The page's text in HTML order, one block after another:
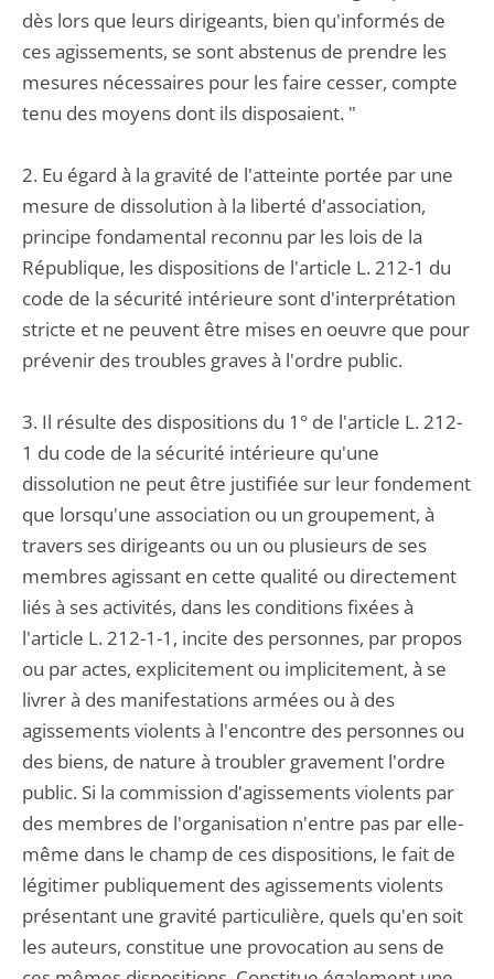
dès lors que leurs dirigeants, bien qu'informés de
ces agissements, se sont abstenus de prendre les
mesures nécessaires pour les faire cesser, compte
tenu des moyens dont ils disposaient. "
2. Eu égard à la gravité de l'atteinte portée par une
mesure de dissolution à la liberté d'association,
principe fondamental reconnu par les lois de la
République, les dispositions de l'article L. 212-1 du
code de la sécurité intérieure sont d'interprétation
stricte et ne peuvent être mises en oeuvre que pour
prévenir des troubles graves à l'ordre public.
3. Il résulte des dispositions du 1° de l'article L. 212-
1 du code de la sécurité intérieure qu'une
dissolution ne peut être justifiée sur leur fondement
que lorsqu'une association ou un groupement, à
travers ses dirigeants ou un ou plusieurs de ses
membres agissant en cette qualité ou directement
liés à ses activités, dans les conditions fixées à
l'article L. 212-1-1, incite des personnes, par propos
ou par actes, explicitement ou implicitement, à se
livrer à des manifestations armées ou à des
agissements violents à l'encontre des personnes ou
des biens, de nature à troubler gravement l'ordre
public. Si la commission d'agissements violents par
des membres de l'organisation n'entre pas par elle-
même dans le champ de ces dispositions, le fait de
légitimer publiquement des agissements violents
présentant une gravité particulière, quels qu'en soit
les auteurs, constitue une provocation au sens de